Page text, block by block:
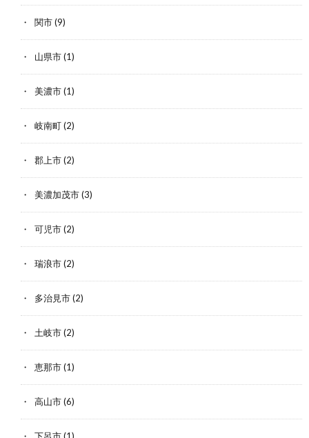
関市(9)
山県市(1)
美濃市(1)
岐南町(2)
郡上市(2)
美濃加茂市(3)
可児市(2)
瑞浪市(2)
多治見市(2)
土岐市(2)
恵那市(1)
高山市(6)
下呂市(1)